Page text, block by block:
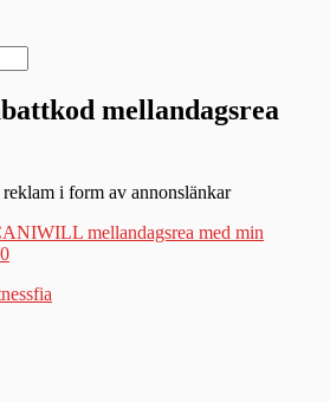
mellandagsrea
i form av annonslänkar